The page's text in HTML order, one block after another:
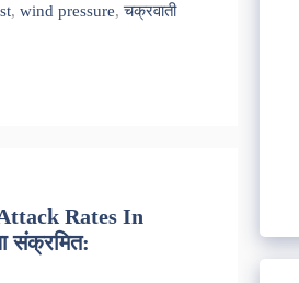
, wind pressure,चक्रवाती
Rates In
संक्रमित: